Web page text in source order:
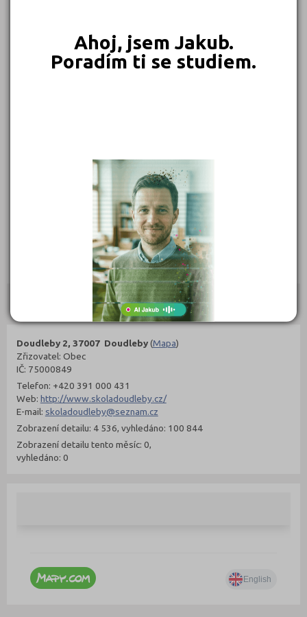
Ahoj, jsem Jakub.
Poradím ti se studiem.
299 Kč
Objednat
Doudleby 2, 37007 Doudleby(Mapa)
Zřizovatel: Obec
IČ: 75000849
Telefon: +420 391 000 431
Web: http://www.skoladoudleby.cz/
E-mail: skoladoudleby@seznam.cz
Zobrazení detailu: 4 536, vyhledáno: 100 844
Zobrazení detailu tento měsíc: 0,
vyhledáno: 0